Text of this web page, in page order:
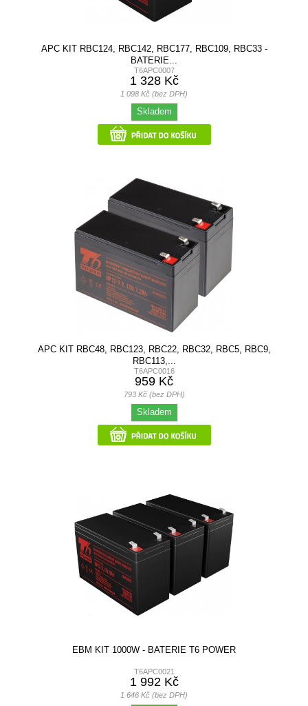
APC KIT RBC124, RBC142, RBC177, RBC109, RBC33 -
BATERIE...
T6APC0007
1 328 Kč
1 098 Kč (bez DPH)
Skladem
APC KIT RBC48, RBC123, RBC22, RBC32, RBC5, RBC9,
RBC113,...
T6APC0016
959 Kč
793 Kč (bez DPH)
Skladem
EBM KIT 1000W - BATERIE T6 POWER
T6APC0021
1 992 Kč
1 646 Kč (bez DPH)